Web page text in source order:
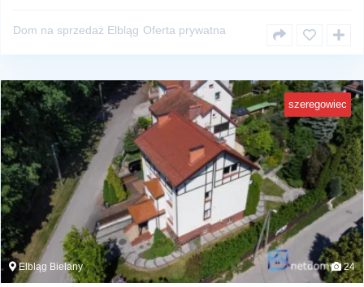
Dom na sprzedaż Elbląg Oferta prywatna
szeregowiec
Elbląg Bielany 24